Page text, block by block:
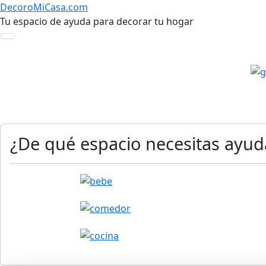
DecoroMiCasa.com
Tu espacio de ayuda para decorar tu hogar
¿De qué espacio necesitas